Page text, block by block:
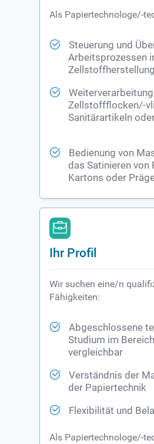
Als Papiertechnologe/-
Steuerung und
Arbeitsprozessen
Zellstoffherstellung
Zellstoffflocken/-
Sanitärartikeln
Bedienung von
das Satinieren von
Kartons oder
Ihr Profil
Wir suchen eine/n
Fähigkeiten:
Abgeschlossene
Studium im
vergleichbar
Verständnis der
der Papiertechnik
Flexibilität und
Als Papiertechnologe/-